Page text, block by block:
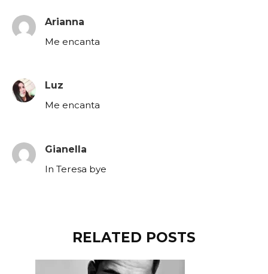
Arianna
Me encanta
Luz
Me encanta
Gianella
In Teresa bye
RELATED POSTS